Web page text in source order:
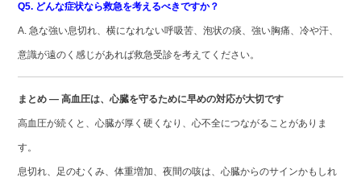
Q5. どんな症状なら救急を考えるべきですか？
A. 急な強い息切れ、横になれない呼吸苦、泡状の痰、強い胸痛、冷や汗、
意識が遠のく感じがあれば救急受診を考えてください。
まとめ ― 高血圧は、心臓を守るために早めの対応が大切です
高血圧が続くと、心臓が厚く硬くなり、心不全につながることがありま
す。
息切れ、足のむくみ、体重増加、夜間の咳は、心臓からのサインかもしれ